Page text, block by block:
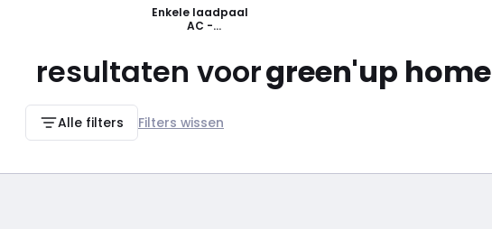
Enkele laadpaal
AC -
resultaten voorgreen'up home
Alle filters Filters wissen